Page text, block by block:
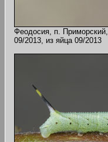
Феодосия, п. Приморский,
09/2013, из яйца 09/2013